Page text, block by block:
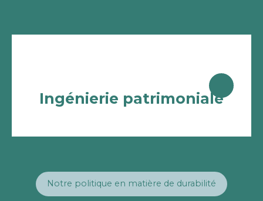
Ingénierie patrimoniale
Notre politique en matière de durabilité